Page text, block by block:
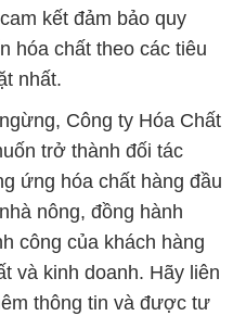
kết đảm bảo quy
hóa chất theo các tiêu
nhất.
Công ty Hóa Chất
trở thành đối tác
ứng hóa chất hàng đầu
nông, đồng hành
công của khách hàng
và kinh doanh. Hãy liên
thông tin và được tư